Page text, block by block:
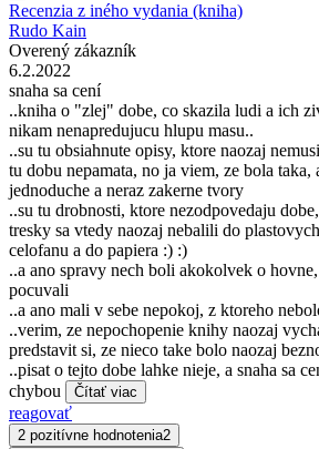
Recenzia z iného vydania (kniha)
Rudo Kain
Overený zákazník
6.2.2022
snaha sa cení
..kniha o "zlej" dobe, co skazila ludi a ich
nikam nenapredujucu hlupu masu..
..su tu obsiahnute opisy, ktore naozaj
tu dobu nepamata, no ja viem, ze bola
jednoduche a neraz zakerne tvory
..su tu drobnosti, ktore nezodpovedaju
tresky sa vtedy naozaj nebalili do
celofanu a do papiera :) :)
..a ano spravy nech boli akokolvek o
pocuvali
..a ano mali v sebe nepokoj, z ktoreho
..verim, ze nepochopenie knihy naozaj
predstavit si, ze nieco take bolo naozaj
..pisat o tejto dobe lahke nieje, a snaha sa
chybou
Čítať viac
reagovať
2 pozitívne hodnotenia2